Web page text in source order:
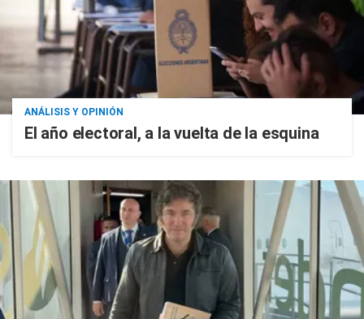
ANÁLISIS Y OPINIÓN
El año electoral, a la vuelta de la esquina